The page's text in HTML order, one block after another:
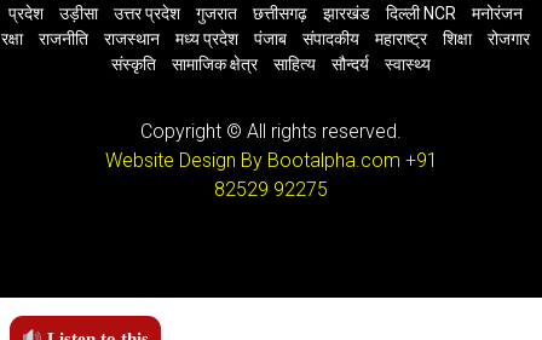
प्रदेश
उड़ीसा उत्तर प्रदेश गुजरात छत्तीसगढ़ झारखंड दिल्ली NCR
मनोरंजन
रक्षा
राजनीति राजस्थान मध्य प्रदेश पंजाब संपादकीय महाराष्ट्र शिक्षा
रोजगार
संस्कृति
सामाजिक क्षेत्र साहित्य सौन्दर्य स्वास्थ्य
Copyright © All rights reserved.
Website Design By Bootalpha.com +91
82529 92275